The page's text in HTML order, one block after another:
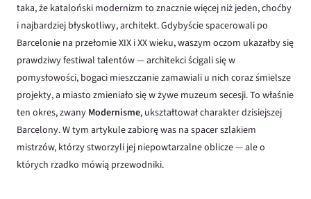
taka, że kataloński modernizm to znacznie więcej niż jeden, choćby
i najbardziej błyskotliwy, architekt. Gdybyście spacerowali po
Barcelonie na przełomie XIX i XX wieku, waszym oczom ukazałby się
prawdziwy festiwal talentów — architekci ścigali się w
pomysłowości, bogaci mieszczanie zamawiali u nich coraz śmielsze
projekty, a miasto zmieniało się w żywe muzeum secesji. To właśnie
ten okres, zwany Modernisme, ukształtował charakter dzisiejszej
Barcelony. W tym artykule zabiorę was na spacer szlakiem
mistrzów, którzy stworzyli jej niepowtarzalne oblicze — ale o
których rzadko mówią przewodniki.